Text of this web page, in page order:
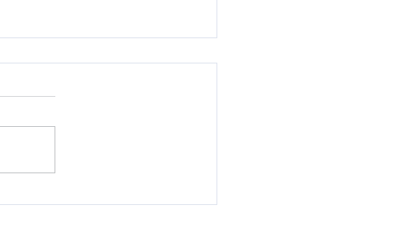
【詩肯地板 ｜ 家的情緒溫度】